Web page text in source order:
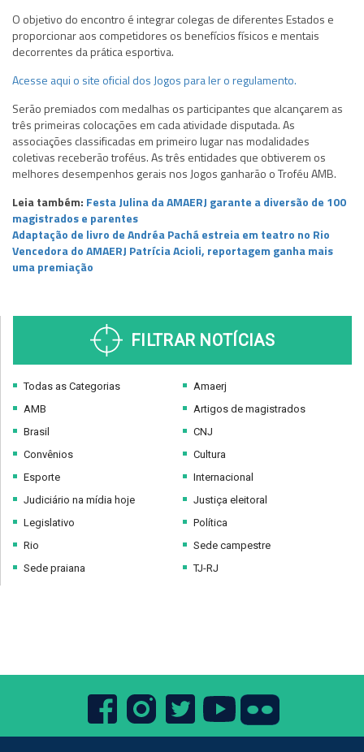
O objetivo do encontro é integrar colegas de diferentes Estados e
proporcionar aos competidores os benefícios físicos e mentais
decorrentes da prática esportiva.
Acesse aqui o site oficial dos Jogos para ler o regulamento.
Serão premiados com medalhas os participantes que alcançarem as
três primeiras colocações em cada atividade disputada. As
associações classificadas em primeiro lugar nas modalidades
coletivas receberão troféus. As três entidades que obtiverem os
melhores desempenhos gerais nos Jogos ganharão o Troféu AMB.
Leia também: Festa Julina da AMAERJ garante a diversão de 100
magistrados e parentes
Adaptação de livro de Andréa Pachá estreia em teatro no Rio
Vencedora do AMAERJ Patrícia Acioli, reportagem ganha mais
uma premiação
FILTRAR NOTÍCIAS
Todas as Categorias
AMB
Brasil
Convênios
Esporte
Judiciário na mídia hoje
Legislativo
Rio
Sede praiana
Amaerj
Artigos de magistrados
CNJ
Cultura
Internacional
Justiça eleitoral
Política
Sede campestre
TJ-RJ